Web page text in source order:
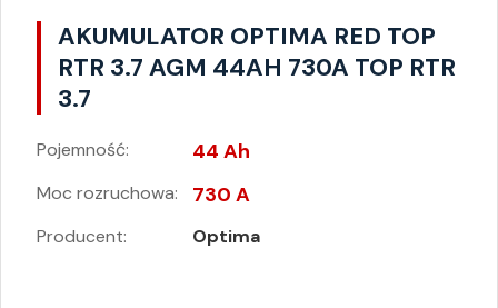
AKUMULATOR OPTIMA RED TOP
RTR 3.7 AGM 44AH 730A TOP RTR
3.7
Pojemność: 44 Ah
Moc rozruchowa: 730 A
Producent: Optima